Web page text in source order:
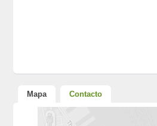
Mapa Contacto